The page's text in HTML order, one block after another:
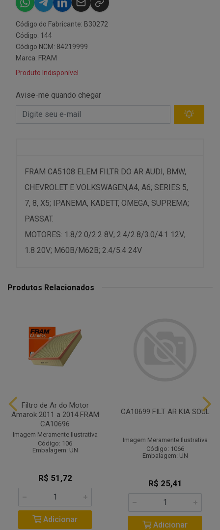
Código do Fabricante: B30272
Código: 144
Código NCM: 84219999
Marca: FRAM
Produto Indisponível
Avise-me quando chegar
FRAM CA5108 ELEM FILTR DO AR AUDI, BMW,
CHEVROLET E VOLKSWAGEN,A4, A6; SERIES 5,
7, 8, X5; IPANEMA, KADETT, OMEGA, SUPREMA;
PASSAT.
MOTORES: 1.8/2.0/2.2 8V; 2.4/2.8/3.0/4.1 12V;
1.8 20V; M60B/M62B; 2.4/5.4 24V
Produtos Relacionados
Filtro de Ar do Motor
Amarok 2011 a 2014 FRAM
CA10696
Imagem Meramente Ilustrativa
Código: 106
Embalagem: UN
R$ 51,72
Adicionar
CA10699 FILT AR KIA SOUL
Imagem Meramente Ilustrativa
Código: 1066
Embalagem: UN
R$ 25,41
Adicionar